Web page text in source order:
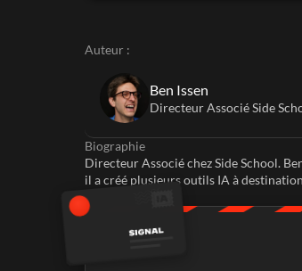
Auteur :
Ben Issen
Directeur Associé Side
Biographie
Directeur Associé chez Side School.
il a créé plusieurs outils IA à